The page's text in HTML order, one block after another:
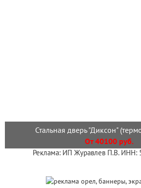
Стальная дверь "Диксон"
От 40100 руб.
Реклама: ИП Журавлев П.В. ИНН: